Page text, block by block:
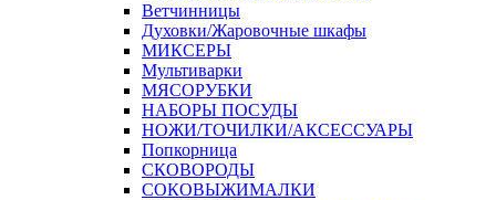
Ветчинницы
Духовки/Жаровочные шкафы
МИКСЕРЫ
Мультиварки
МЯСОРУБКИ
НАБОРЫ ПОСУДЫ
НОЖИ/ТОЧИЛКИ/АКСЕССУАРЫ
Попкорница
СКОВОРОДЫ
СОКОВЫЖИМАЛКИ